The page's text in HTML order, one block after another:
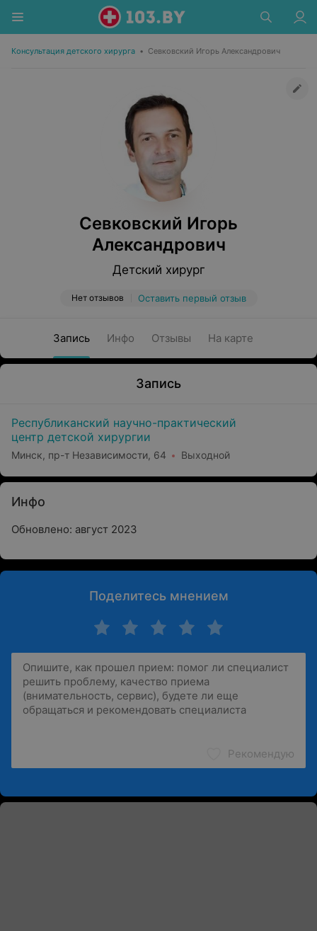
Консультация детского хирурга • Севковский Игорь Александрович
Севковский Игорь
Александрович
Детский хирург
Нет отзывов Оставить первый отзыв
Запись Инфо Отзывы На карте
Запись
Республиканский научно-практический
центр детской хирургии
Минск, пр-т Независимости, 64 Выходной
Инфо
Обновлено: август 2023
Поделитесь мнением
Рекомендую